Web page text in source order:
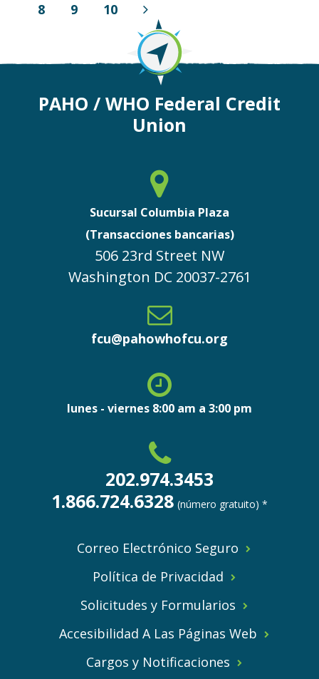
8 9 10
Next
Page
PAHO / WHO Federal Credit
Union
Sucursal Columbia Plaza
(Transacciones bancarias)
506 23rd Street NW
Washington DC 20037-2761
fcu@pahowhofcu.org
lunes - viernes 8:00 am a 3:00 pm
202.974.3453
1.866.724.6328 (número gratuito) *
Correo Electrónico Seguro
Política de Privacidad
Solicitudes y Formularios
Accesibilidad A Las Páginas Web
Cargos y Notificaciones